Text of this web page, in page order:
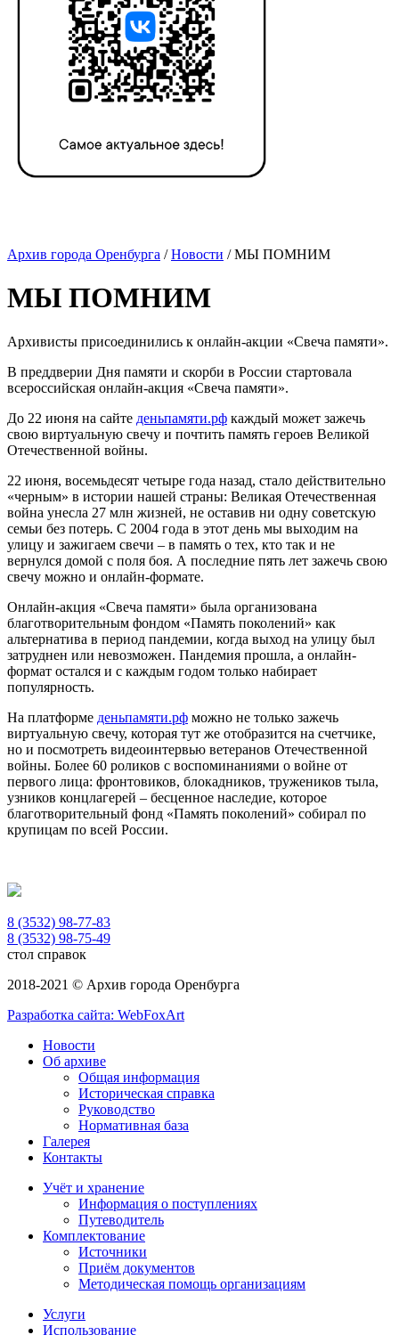
Архив города Оренбурга /Новости / МЫ ПОМНИМ
МЫ ПОМНИМ
Архивисты присоединились к онлайн-акции «Свеча памяти».
В преддверии Дня памяти и скорби в России стартовала
всероссийская онлайн-акция «Свеча памяти».
До 22 июня на сайте деньпамяти.рф каждый может зажечь
свою виртуальную свечу и почтить память героев Великой
Отечественной войны.
22 июня, восемьдесят четыре года назад, стало действительно
«черным» в истории нашей страны: Великая Отечественная
война унесла 27 млн жизней, не оставив ни одну советскую
семьи без потерь. С 2004 года в этот день мы выходим на
улицу и зажигаем свечи – в память о тех, кто так и не
вернулся домой с поля боя. А последние пять лет зажечь свою
свечу можно и онлайн-формате.
Онлайн-акция «Свеча памяти» была организована
благотворительным фондом «Память поколений» как
альтернатива в период пандемии, когда выход на улицу был
затруднен или невозможен. Пандемия прошла, а онлайн-
формат остался и с каждым годом только набирает
популярность.
На платформе деньпамяти.рф можно не только зажечь
виртуальную свечу, которая тут же отобразится на счетчике,
но и посмотреть видеоинтервью ветеранов Отечественной
войны. Более 60 роликов с воспоминаниями о войне от
первого лица: фронтовиков, блокадников, тружеников тыла,
узников концлагерей – бесценное наследие, которое
благотворительный фонд «Память поколений» собирал по
крупицам по всей России.
8 (3532) 98-77-83
8 (3532) 98-75-49
стол справок
2018-2021 © Архив города Оренбурга
Разработка сайта: WebFoxArt
Новости
Об архиве
Общая информация
Историческая справка
Руководство
Нормативная база
Галерея
Контакты
Учёт и хранение
Информация о поступлениях
Путеводитель
Комплектование
Источники
Приём документов
Методическая помощь организациям
Услуги
Использование